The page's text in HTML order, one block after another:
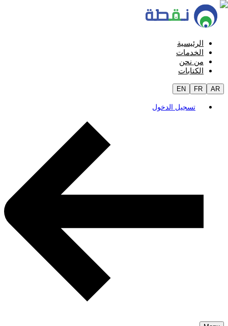
الرئيسية
الخدمات
من نحن
الكتابات
EN FR AR
تسجيل الدخول